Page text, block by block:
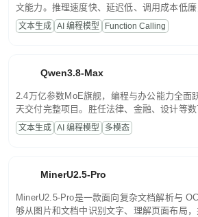
文能力。推理速度快、延迟低、调用成本低
高并发、轻量化任务，适合日常对话、内容创
文案处理等普惠刚需场景。
文本生成 AI 编程模型 Function Calling
Qwen3.8-Max
2.4万亿参数MoE旗舰，编程与办公能力全面
天交付完整项目。胜任法律、金融、设计等
话端到端交付生产级成果。原生视觉理解贯穿
程，支持超长文档与长视频的深度语义解析。
文本生成 AI 编程模型 多模态
MinerU2.5-Pro
MinerU2.5-Pro是一款面向复杂文档解析与
够从图片和文档中识别文字、理解页面布局